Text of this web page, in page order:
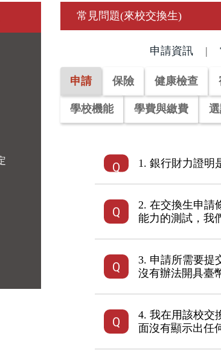
常見問題(來校交換生)
申請資訊|
申請 保險 健康檢查
學校機能 學費與繳費
1. 銀行財力證明
2. 在交換生申請
能力的測試，我
3. 申請所需要提
沒有辦法開具臺
4. 我在用該校交
面沒有顯示出任